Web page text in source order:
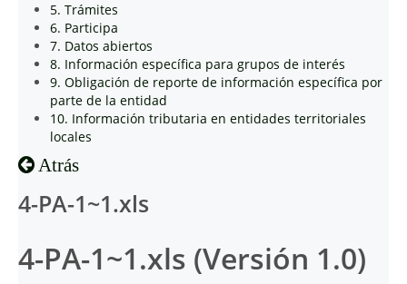
5. Trámites
6. Participa
7. Datos abiertos
8. Información específica para grupos de interés
9. Obligación de reporte de información específica por
parte de la entidad
10. Información tributaria en entidades territoriales
locales
Atrás
4-PA-1~1.xls
4-PA-1~1.xls (Versión 1.0)